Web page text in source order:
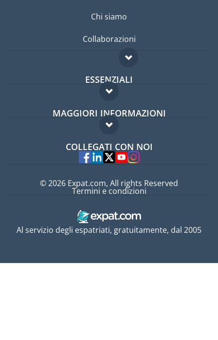
Chi siamo
Collaborazioni
ESSENZIALI
Forum per expat
Guida per expat
MAGGIORI INFORMAZIONI
Domande frequenti
Esperti
COLLEGATI CON NOI
Al servizio degli espatriati, gratuitamente, dal 2005
© 2026 Expat.com, All rights Reserved
Termini e condizioni